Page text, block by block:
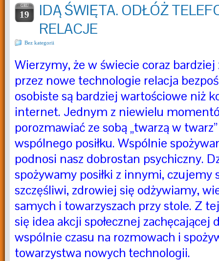
GRU
19
IDĄ ŚWIĘTA. ODŁÓŻ
RELACJE
Bez kategorii
Wierzymy, że w świecie coraz
przez nowe technologie relacja
osobiste są bardziej wartościowe niż
internet. Jednym z niewielu
porozmawiać ze sobą „twarzą w
wspólnego posiłku. Wspólnie
podnosi nasz dobrostan psychiczny.
spożywamy posiłki z innymi, czujemy
szczęśliwi, zdrowiej się odżywiamy,
samych i towarzyszach przy stole. Z
się idea akcji społecznej zachęcającej
wspólnie czasu na rozmowach i
towarzystwa nowych technologii.